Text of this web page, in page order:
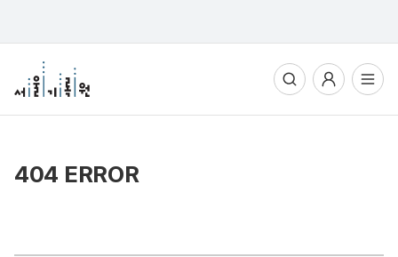
전체메뉴열기
404 ERROR